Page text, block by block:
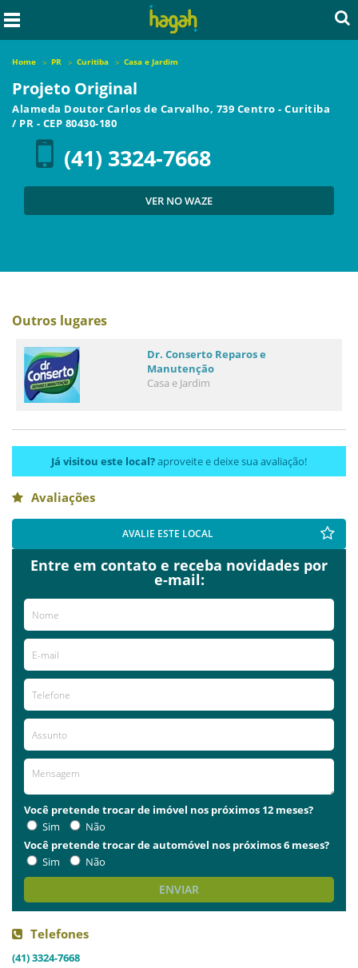
Home PR Curitiba Casa e Jardim
Projeto Original
Alameda Doutor Carlos de Carvalho, 739 Centro - Curitiba
/ PR - CEP 80430-180
(41) 3324-7668
VER NO WAZE
Outros lugares
Dr. Conserto Reparos e
Manutenção
Casa e Jardim
Já visitou este local?aproveite e deixe sua avaliação!
Avaliações
AVALIE ESTE LOCAL
Entre em contato e receba novidades por
e-mail:
Você pretende trocar de imóvel nos próximos 12 meses?
Sim
Não
Você pretende trocar de automóvel nos próximos 6 meses?
Sim
Não
ENVIAR
Telefones
(41) 3324-7668